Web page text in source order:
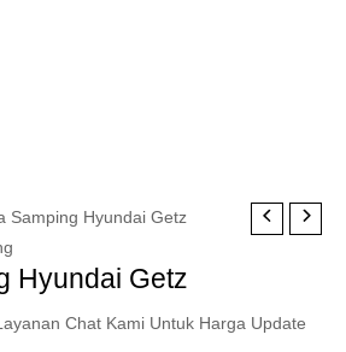
Samping Hyundai Getz
Hyundai Getz
Chat Kami Untuk Harga Update